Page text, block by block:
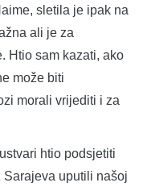
sletila je ipak na
ali je za
Htio sam kazati, ako
može biti
morali vrijediti i za
htio podsjetiti
Sarajeva uputili našoj